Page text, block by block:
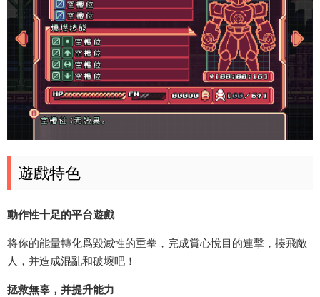
遊戲特色
動作性十足的平台遊戲
将你的能量轉化爲毀滅性的重拳，完成賞心悅目的連擊，揍飛敵
人，并造成混亂和破壞吧！
拯救無辜，并提升能力